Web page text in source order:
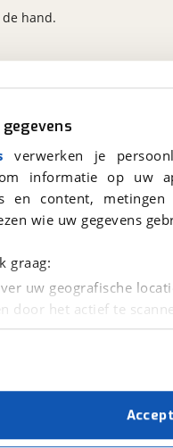
verwerken je
om informatie op
en content,
wie uw gegevens
graag:
uw geografische
door het actief te
gegevens worden
zorgen we
goed werkt.
advertenties
hand.